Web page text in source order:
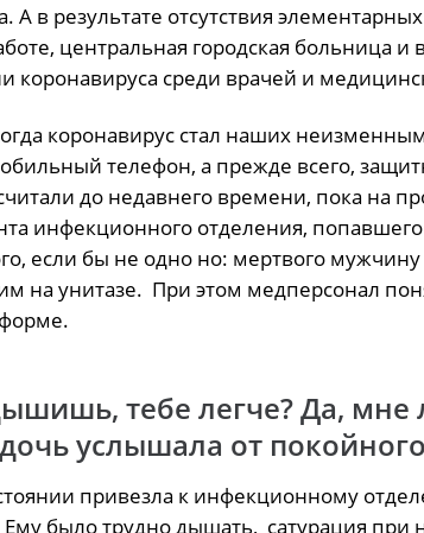
А в результате отсутствия
центральная городская больница и
коронавируса среди врачей и
коронавирус стал наших
телефон, а прежде всего,
до недавнего времени, пока на
инфекционного отделения,
если бы не одно но: мертвого
на унитазе. При этом медперсонал
тебе легче? Да, мне
услышала от
привезла к инфекционному
было трудно дышать, сатурация при